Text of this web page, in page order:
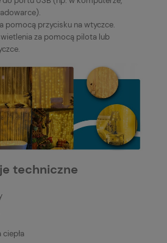
pomocą przycisku na wtyczce.
za pomocą pilota lub
techniczne
ciepła